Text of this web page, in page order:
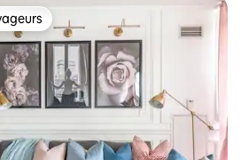
parmi les plus aimés